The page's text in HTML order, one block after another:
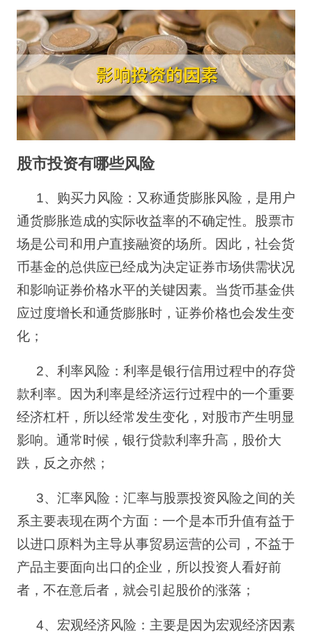
股市投资有哪些风险
1、购买力风险：又称通货膨胀风险，是用户
通货膨胀造成的实际收益率的不确定性。股票市
场是公司和用户直接融资的场所。因此，社会货
币基金的总供应已经成为决定证券市场供需状况
和影响证券价格水平的关键因素。当货币基金供
应过度增长和通货膨胀时，证券价格也会发生变
化；
2、利率风险：利率是银行信用过程中的存贷
款利率。因为利率是经济运行过程中的一个重要
经济杠杆，所以经常发生变化，对股市产生明显
影响。通常时候，银行贷款利率升高，股价大
跌，反之亦然；
3、汇率风险：汇率与股票投资风险之间的关
系主要表现在两个方面：一个是本币升值有益于
以进口原料为主导从事贸易运营的公司，不益于
产品主要面向出口的企业，所以投资人看好前
者，不在意后者，就会引起股价的涨落；
4、宏观经济风险：主要是因为宏观经济因素